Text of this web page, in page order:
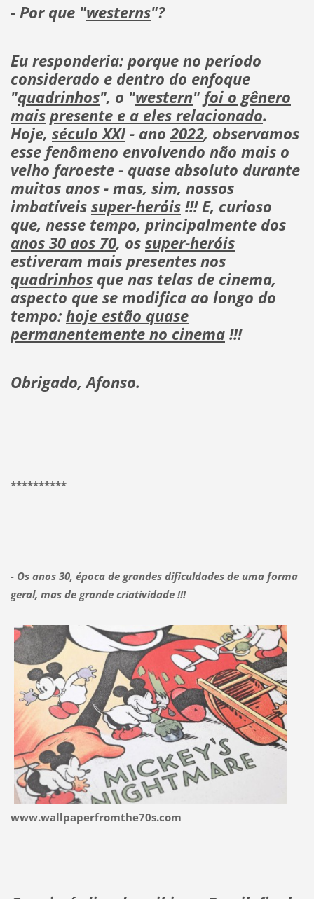
- Por que "westerns"?
Eu responderia: porque no período
considerado e dentro do enfoque
"quadrinhos", o "western" foi o gênero
maispresente e a eles relacionado.
Hoje, século XXI- ano2022, observamos
esse fenômeno envolvendo não mais o
velho faroeste - quase absoluto durante
muitos anos - mas, sim, nossos
imbatíveissuper-heróis!!! E, curioso
que, nesse tempo, principalmente dos
anos 30 aos 70, ossuper-heróis
estiveram mais presentes nos
quadrinhosque nas telas de cinema,
aspecto que se modifica ao longo do
tempo:hoje estão quase
permanentemente no cinema!!!
Obrigado, Afonso.
**********
- Os anos 30, época de grandes dificuldades de uma forma
geral, mas de grande criatividade !!!
www.wallpaperfromthe70s.com